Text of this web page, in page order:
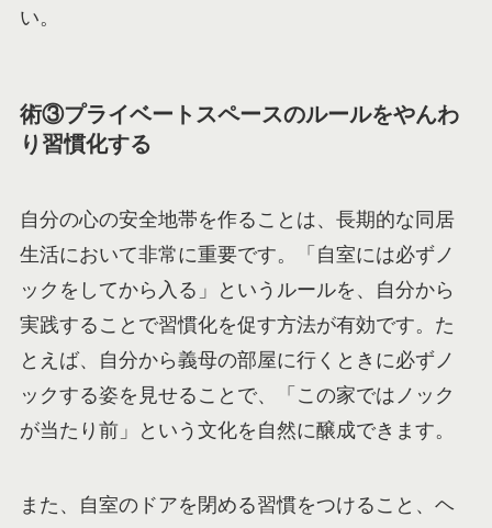
い。
術③プライベートスペースのルールをやんわ
り習慣化する
自分の心の安全地帯を作ることは、長期的な同居
生活において非常に重要です。「自室には必ずノ
ックをしてから入る」というルールを、自分から
実践することで習慣化を促す方法が有効です。た
とえば、自分から義母の部屋に行くときに必ずノ
ックする姿を見せることで、「この家ではノック
が当たり前」という文化を自然に醸成できます。
また、自室のドアを閉める習慣をつけること、ヘ